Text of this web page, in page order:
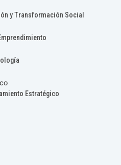
y Transformación Social
Estratégico